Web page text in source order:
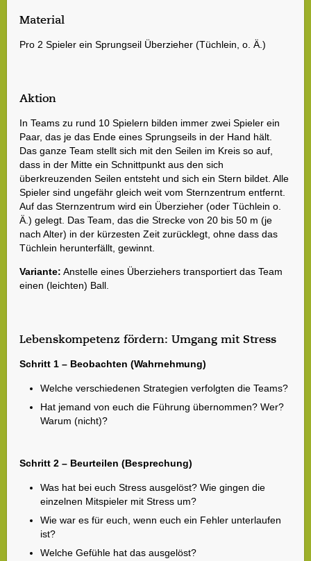
Material
Pro 2 Spieler ein Sprungseil Überzieher (Tüchlein, o. Ä.)
Aktion
In Teams zu rund 10 Spielern bilden immer zwei Spieler ein
Paar, das je das Ende eines Sprungseils in der Hand hält.
Das ganze Team stellt sich mit den Seilen im Kreis so auf,
dass in der Mitte ein Schnittpunkt aus den sich
überkreuzenden Seilen entsteht und sich ein Stern bildet. Alle
Spieler sind ungefähr gleich weit vom Sternzentrum entfernt.
Auf das Sternzentrum wird ein Überzieher (oder Tüchlein o.
Ä.) gelegt. Das Team, das die Strecke von 20 bis 50 m (je
nach Alter) in der kürzesten Zeit zurücklegt, ohne dass das
Tüchlein herunterfällt, gewinnt.
Variante: Anstelle eines Überziehers transportiert das Team
einen (leichten) Ball.
Lebenskompetenz fördern: Umgang mit Stress
Schritt 1 – Beobachten (Wahrnehmung)
Welche verschiedenen Strategien verfolgten die Teams?
Hat jemand von euch die Führung übernommen? Wer?
Warum (nicht)?
Schritt 2 – Beurteilen (Besprechung)
Was hat bei euch Stress ausgelöst? Wie gingen die
einzelnen Mitspieler mit Stress um?
Wie war es für euch, wenn euch ein Fehler unterlaufen
ist?
Welche Gefühle hat das ausgelöst?